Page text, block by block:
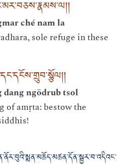
།
ché nam la
sole refuge in these
།
dang ngödrub tsol
of amṛta: bestow the